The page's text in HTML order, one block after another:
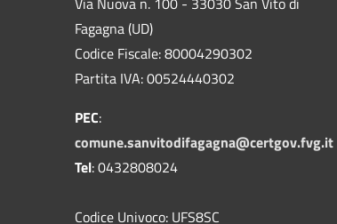
Fagagna (UD)
Codice Fiscale: 80004290302
Partita IVA: 00524440302
PEC:
comune.sanvitodifagagna@certgov.fvg.it
Tel: 0432808024
Codice Univoco: UFS8SC